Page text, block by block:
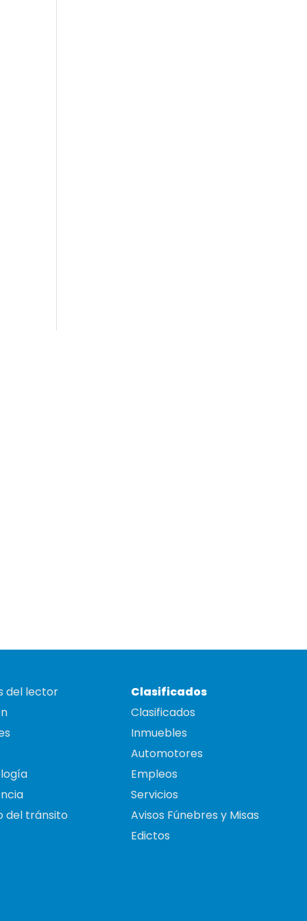
del lector
del tránsito
Clasificados
Clasificados
Inmuebles
Automotores
Empleos
Servicios
Avisos Fúnebres y Misas
Edictos